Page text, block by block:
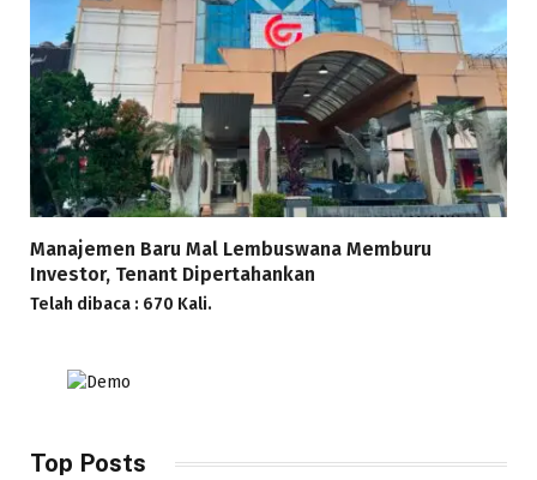
Manajemen Baru Mal Lembuswana Memburu
Investor, Tenant Dipertahankan
Telah dibaca : 670 Kali.
Top Posts